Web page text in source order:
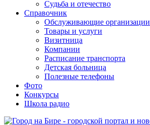
Судьба и отечество
Справочник
Обслуживающие организации
Товары и услуги
Визитница
Компании
Расписание транспорта
Детская больница
Полезные телефоны
Фото
Конкурсы
Школа радио